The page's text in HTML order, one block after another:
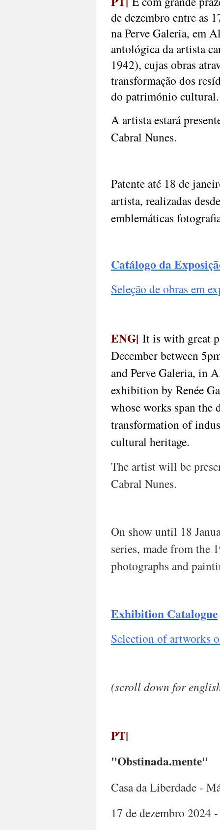
de dezembro entre as
na Perve Galeria, em
antológica da artista
1942), cujas obras
transformação dos
do património cultural.
A artista estará
Cabral Nunes.
Patente até 18 de
artista, realizadas
emblemáticas
Catálogo da
Seleção de obras em
ENG| It is with great
December between
and Perve Galeria, in
exhibition by Renée
whose works span the
transformation of
cultural heritage.
The artist will be
Cabral Nunes.
On show until 18
series, made from the
photographs and
Exhibition Catalogue
Selection of artworks
(scroll down for
PT|
"Obstinada.mente"
Casa da Liberdade -
17 de dezembro 2024